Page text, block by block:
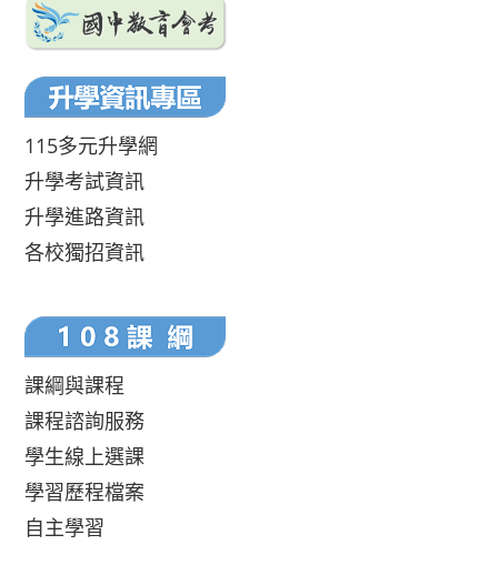
115多元升學網
升學考試資訊
升學進路資訊
各校獨招資訊
課綱與課程
課程諮詢服務
學生線上選課
學習歷程檔案
自主學習